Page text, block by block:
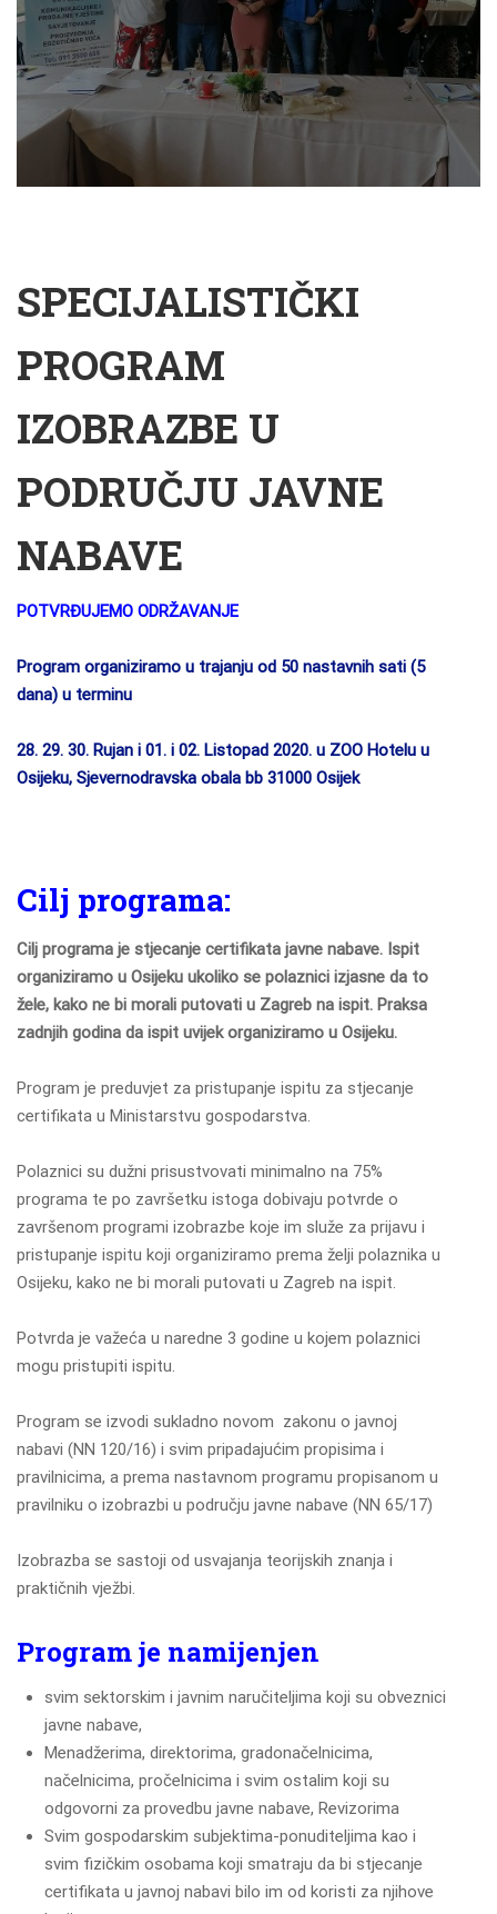
SPECIJALISTIČKI
PROGRAM
IZOBRAZBE U
PODRUČJU JAVNE
NABAVE
POTVRĐUJEMO ODRŽAVANJE
Program organiziramo u trajanju od 50 nastavnih sati (5
dana) u terminu
28. 29. 30. Rujan i 01. i 02. Listopad 2020. u ZOO Hotelu u
Osijeku, Sjevernodravska obala bb 31000 Osijek
Cilj programa:
Cilj programa je stjecanje certifikata javne nabave. Ispit
organiziramo u Osijeku ukoliko se polaznici izjasne da to
žele, kako ne bi morali putovati u Zagreb na ispit. Praksa
zadnjih godina da ispit uvijek organiziramo u Osijeku.
Program je preduvjet za pristupanje ispitu za stjecanje
certifikata u Ministarstvu gospodarstva.
Polaznici su dužni prisustvovati minimalno na 75%
programa te po završetku istoga dobivaju potvrde o
završenom programi izobrazbe koje im služe za prijavu i
pristupanje ispitu koji organiziramo prema želji polaznika u
Osijeku, kako ne bi morali putovati u Zagreb na ispit.
Potvrda je važeća u naredne 3 godine u kojem polaznici
mogu pristupiti ispitu.
Program se izvodi sukladno novom zakonu o javnoj
nabavi (NN 120/16) i svim pripadajućim propisima i
pravilnicima, a prema nastavnom programu propisanom u
pravilniku o izobrazbi u području javne nabave (NN 65/17)
Izobrazba se sastoji od usvajanja teorijskih znanja i
praktičnih vježbi.
Program je namijenjen
svim sektorskim i javnim naručiteljima koji su obveznici
javne nabave,
Menadžerima, direktorima, gradonačelnicima,
načelnicima, pročelnicima i svim ostalim koji su
odgovorni za provedbu javne nabave, Revizorima
Svim gospodarskim subjektima-ponuditeljima kao i
svim fizičkim osobama koji smatraju da bi stjecanje
certifikata u javnoj nabavi bilo im od koristi za njihove